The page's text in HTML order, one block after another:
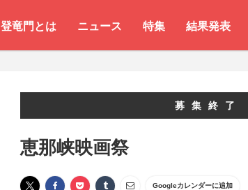
登竜門とは ニュース 特集 結果発表
募集終了
恵那峡映画祭
Googleカレンダーに追加